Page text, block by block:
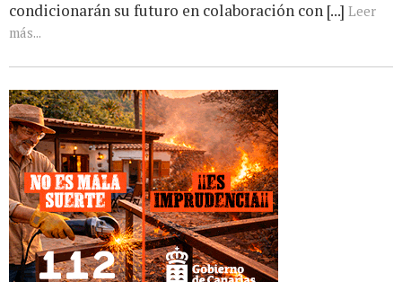
condicionarán su futuro en colaboración con [...] Leer
más...